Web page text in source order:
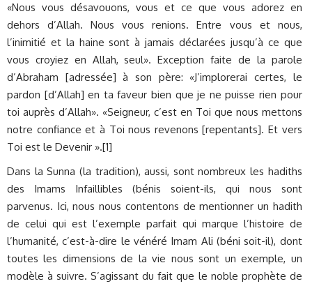
«Nous vous désavouons, vous et ce que vous adorez en
dehors d’Allah. Nous vous renions. Entre vous et nous,
l’inimitié et la haine sont à jamais déclarées jusqu’à ce que
vous croyiez en Allah, seul». Exception faite de la parole
d’Abraham [adressée] à son père: «J’implorerai certes, le
pardon [d’Allah] en ta faveur bien que je ne puisse rien pour
toi auprès d’Allah». «Seigneur, c’est en Toi que nous mettons
notre confiance et à Toi nous revenons [repentants]. Et vers
Toi est le Devenir ».[1]
Dans la Sunna (la tradition), aussi, sont nombreux les hadiths
des Imams Infaillibles (bénis soient-ils, qui nous sont
parvenus. Ici, nous nous contentons de mentionner un hadith
de celui qui est l’exemple parfait qui marque l’histoire de
l’humanité, c’est-à-dire le vénéré Imam Ali (béni soit-il), dont
toutes les dimensions de la vie nous sont un exemple, un
modèle à suivre. S’agissant du fait que le noble prophète de